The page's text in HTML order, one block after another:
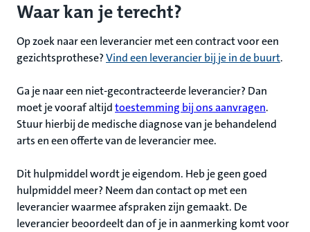
Waar kan je terecht?
Op zoek naar een leverancier met een contract voor een
gezichtsprothese?Vind een leverancier bij je in de buurt.
Ga je naar een niet-gecontracteerde leverancier? Dan
moet je vooraf altijdtoestemming bij ons aanvragen.
Stuur hierbij de medische diagnose van je behandelend
arts en een offerte van de leverancier mee.
Dit hulpmiddel wordt je eigendom. Heb je geen goed
hulpmiddel meer? Neem dan contact op met een
leverancier waarmee afspraken zijn gemaakt. De
leverancier beoordeelt dan of je in aanmerking komt voor